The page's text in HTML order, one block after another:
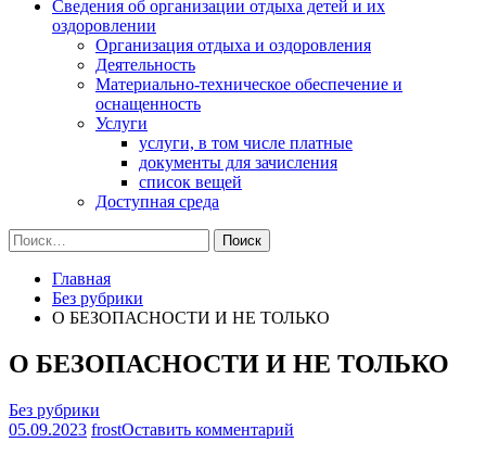
Сведения об организации отдыха детей и их
оздоровлении
Организация отдыха и оздоровления
Деятельность
Материально-техническое обеспечение и
оснащенность
Услуги
услуги, в том числе платные
документы для зачисления
список вещей
Доступная среда
Найти:
Главная
Без рубрики
О БЕЗОПАСНОСТИ И НЕ ТОЛЬКО
О БЕЗОПАСНОСТИ И НЕ ТОЛЬКО
Без рубрики
05.09.2023 frostОставить комментарий